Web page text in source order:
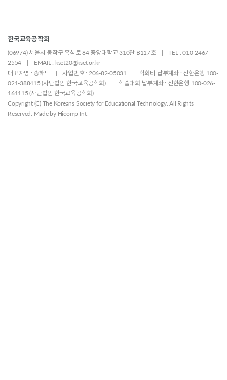
한국교육공학회
(06974) 서울시 동작구 흑석로 84 중앙대학교 310관 B117호 | TEL : 010-2467-
2554 | EMAIL : kset20@kset.or.kr
대표자명 : 송해덕 | 사업번호 : 206-82-05031 | 학회비 납부계좌 : 신한은행 100-
021-388415 (사단법인 한국교육공학회) | 학술대회 납부계좌 : 신한은행 100-026-
161115 (사단법인 한국교육공학회)
Copyright (C) The Koreans Society for Educational Technology. All Rights
Reserved. Made by Hicomp Int.